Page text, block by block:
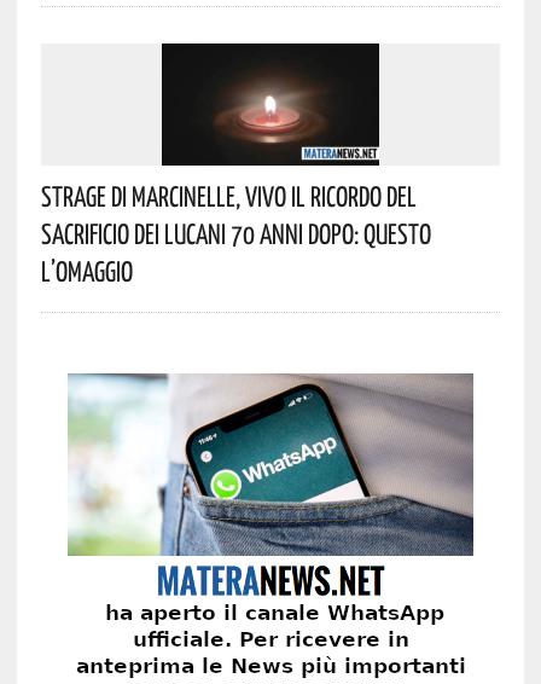
Strage Di Marcinelle, Vivo Il Ricordo Del
Sacrificio Dei Lucani 70 Anni Dopo: Questo
L’omaggio